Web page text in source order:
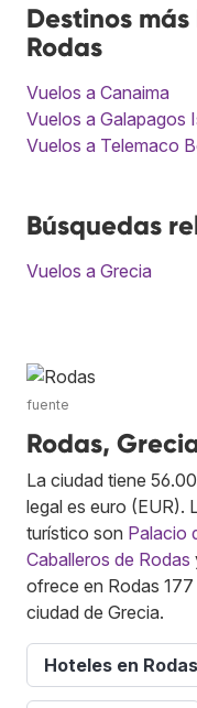
Destinos
Rodas
Vuelos a Canaima
Vuelos a Galapagos
Vuelos a Telemaco
Búsquedas
Vuelos a Grecia
fuente
Rodas,
La ciudad tiene
legal es euro (EUR).
turístico son Palacio
Caballeros de Rodas
ofrece en Rodas
ciudad de Grecia.
Hoteles en Rodas